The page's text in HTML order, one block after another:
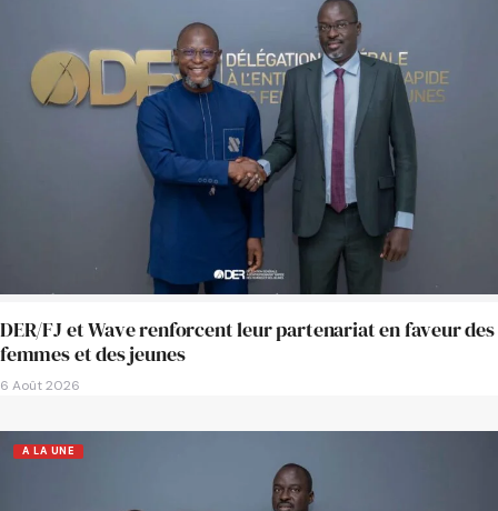
DER/FJ et Wave renforcent leur partenariat en faveur des
femmes et des jeunes
6 Août 2026
A LA UNE